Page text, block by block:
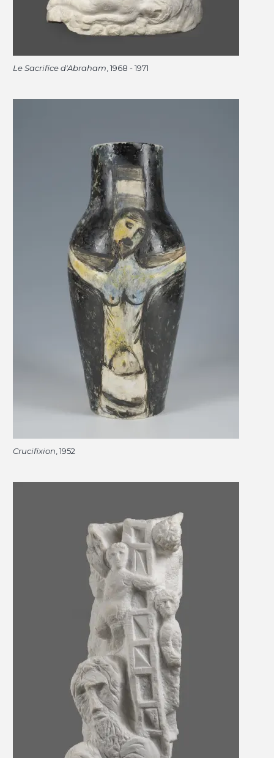
Le Sacrifice d'Abraham , 1968 - 1971
Crucifixion , 1952